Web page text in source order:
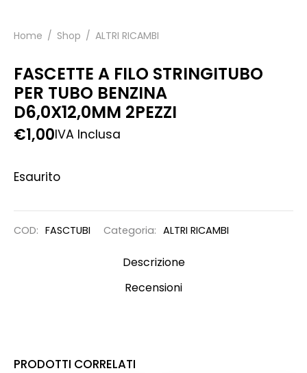
Home / Shop / ALTRI RICAMBI
FASCETTE A FILO STRINGITUBO
PER TUBO BENZINA
D6,0X12,0MM 2PEZZI
€1,00IVA Inclusa
Esaurito
COD: FASCTUBI Categoria: ALTRI RICAMBI
Descrizione
Recensioni
PRODOTTI CORRELATI